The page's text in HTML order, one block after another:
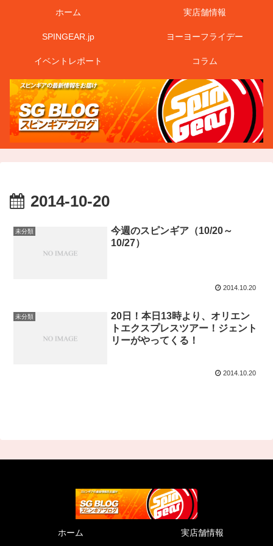
ホーム 実店舗情報
SPINGEAR.jp ヨーヨーフライデー
イベントレポート コラム
2014-10-20
未分類
今週のスピンギア（10/20～
10/27）
2014.10.20
未分類
20日！本日13時より、オリエン
トエクスプレスツアー！ジェント
リーがやってくる！
2014.10.20
ホーム
実店舗情報